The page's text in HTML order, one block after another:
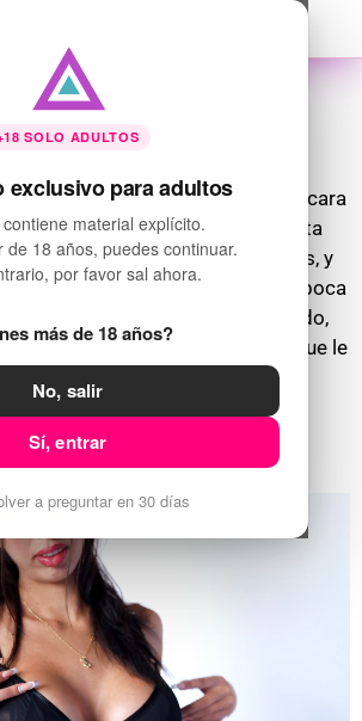
SOLO ADULTOS
exclusivo para adultos
material explícito.
de 18 años, puedes continuar.
por favor sal ahora.
más de 18 años?
No, salir
Sí, entrar
a preguntar en 30 días
Mia Debut
sostén negro que no tapa nada y cara
plato. 19 recién cumplidos. Carita
Se sienta, abre las piernas, y
lista.Se arrodilla, abre bien la boca
la verga. La mama lento, babeando,
Te mira fijo, como pidiéndote que le
vas a necesitar otra toalla.